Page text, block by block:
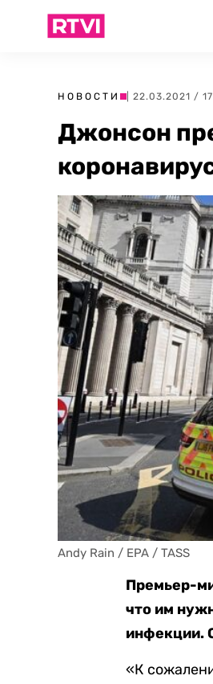
НОВОСТИ | 22.03.2021 /
Джонсон
Andy Rain / EPA / TASS
Премьер-
что им
инфекции.
«К